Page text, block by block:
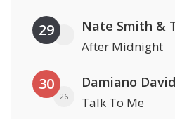
29 Nate Smith &
After Midnight
30
26 Talk To Me